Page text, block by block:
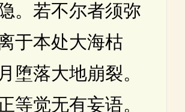
。若不尔者须弥
于本处大海枯
堕落大地崩裂。
等觉无有妄语。